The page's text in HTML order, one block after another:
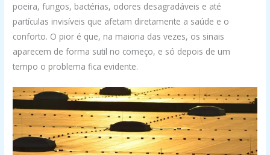
poeira, fungos, bactérias, odores desagradáveis e até
partículas invisíveis que afetam diretamente a saúde e o
conforto. O pior é que, na maioria das vezes, os sinais
aparecem de forma sutil no começo, e só depois de um
tempo o problema fica evidente.